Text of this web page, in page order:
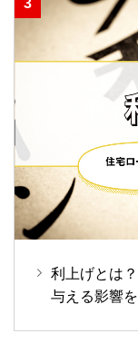
利上げとは
与える影響